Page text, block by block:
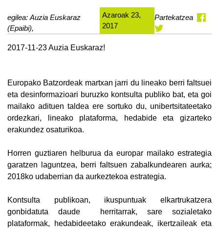
egilea: Auzia Euskaraz
(Epaibi),
Azaroak 23,
2017
Partekatzea
2017-11-23 Auzia Euskaraz!
Europako Batzordeak martxan jarri du lineako berri faltsuei
eta desinformazioari buruzko kontsulta publiko bat, eta goi
mailako adituen taldea ere sortuko du, unibertsitateetako
ordezkari, lineako plataforma, hedabide eta gizarteko
erakundez osaturikoa.
Horren guztiaren helburua da europar mailako estrategia
garatzen laguntzea, berri faltsuen zabalkundearen aurka;
2018ko udaberrian da aurkeztekoa estrategia.
Kontsulta publikoan, ikuspuntuak elkartrukatzera
gonbidatuta daude herritarrak, sare sozialetako
plataformak, hedabideetako erakundeak, ikertzaileak eta